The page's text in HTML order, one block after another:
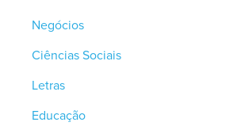
Negócios
Ciências Sociais
Letras
Educação